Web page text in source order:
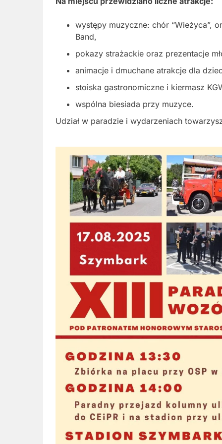
występy muzyczne: chór “Wieżyca”,
Band,
pokazy strażackie oraz prezentacje
animacje i dmuchane atrakcje dla
stoiska gastronomiczne i kiermasz
wspólna biesiada przy muzyce.
Udział w paradzie i wydarzeniach